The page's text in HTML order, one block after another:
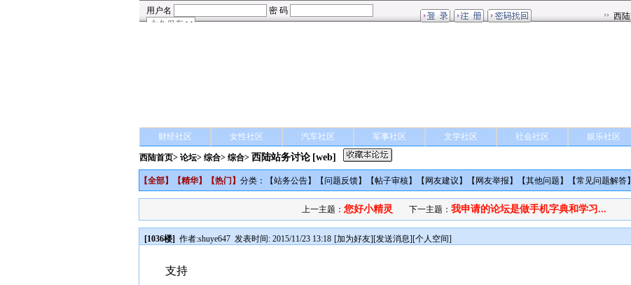
财经社区 女性社区 汽车社区 军事社区 文学社区 社会社区 娱乐社区
西陆首页> 论坛> 综合> 综合> 西陆站务讨论 [web]
【全部】【精华】【热门 】 分类：【站务公告】【问题反馈】【帖子审核】【 网友建议 】【 网友举报 】【其他问题 】【常见问题解答】
上一主题：您好小精灵 下一主题：我申请的论坛是做手机字典和学习...
[1036楼] 作者:shuye647 发表时间: 2015/11/23 13:18 [加为好友][发送消息][个人空间]
支持